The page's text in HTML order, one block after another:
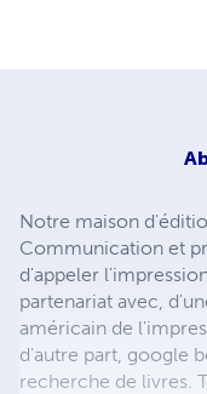
Notre maison
Communication et
d'appeler
partenariat avec,
américain de
d'autre part, google
recherche de livres.